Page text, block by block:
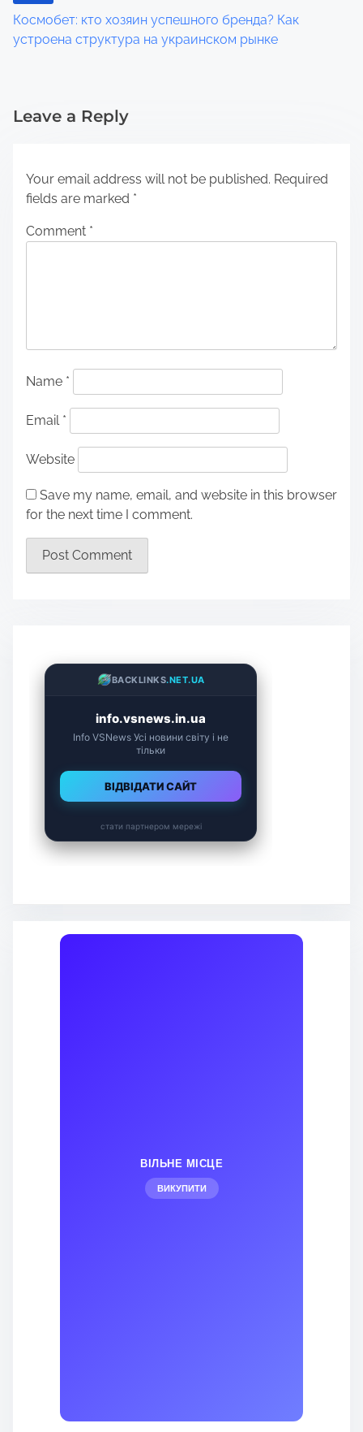
Космобет: кто хозяин успешного бренда? Как
устроена структура на украинском рынке
Leave a Reply
Your email address will not be published. Required
fields are marked *
Comment *
Name *
Email *
Website
Save my name, email, and website in this browser
for the next time I comment.
ВІЛЬНЕ МІСЦЕ
ВИКУПИТИ